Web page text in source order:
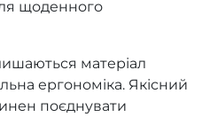
щоденного
матеріал
ергономіка. Якісний
поєднувати